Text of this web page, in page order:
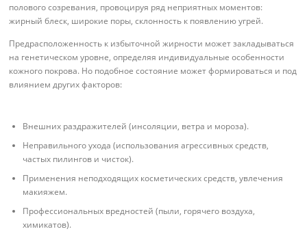
полового созревания, провоцируя ряд неприятных моментов:
жирный блеск, широкие поры, склонность к появлению угрей.
Предрасположенность к избыточной жирности может закладываться
на генетическом уровне, определяя индивидуальные особенности
кожного покрова. Но подобное состояние может формироваться и под
влиянием других факторов:
Внешних раздражителей (инсоляции, ветра и мороза).
Неправильного ухода (использования агрессивных средств,
частых пилингов и чисток).
Применения неподходящих косметических средств, увлечения
макияжем.
Профессиональных вредностей (пыли, горячего воздуха,
химикатов).